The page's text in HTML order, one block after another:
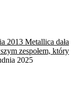
2013 Metallica dała
zespołem, który
2025